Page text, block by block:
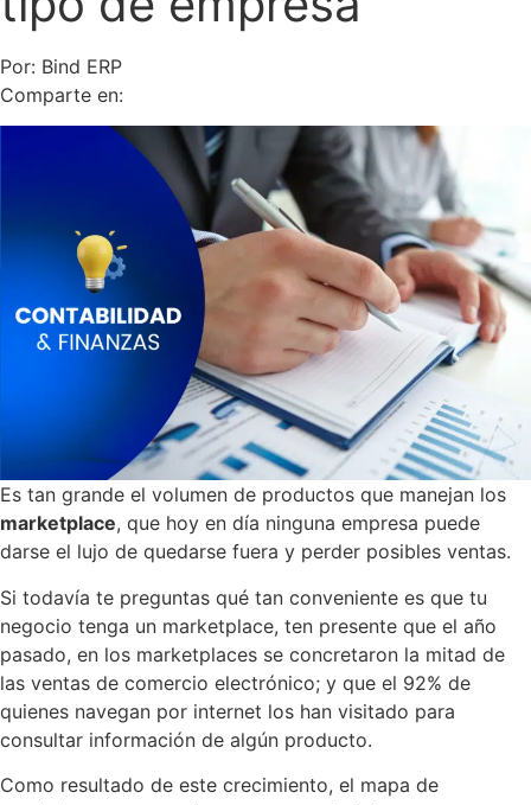
Por: Bind ERP
Comparte en:
Es tan grande el volumen de productos que manejan los
marketplace, que hoy en día ninguna empresa puede
darse el lujo de quedarse fuera y perder posibles ventas.
Si todavía te preguntas qué tan conveniente es que tu
negocio tenga un marketplace, ten presente que el año
pasado, en los marketplaces se concretaron la mitad de
las ventas de comercio electrónico; y que el 92% de
quienes navegan por internet los han visitado para
consultar información de algún producto.
Como resultado de este crecimiento, el mapa de